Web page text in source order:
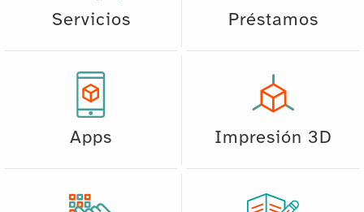
Servicios Préstamos
Apps Impresión 3D